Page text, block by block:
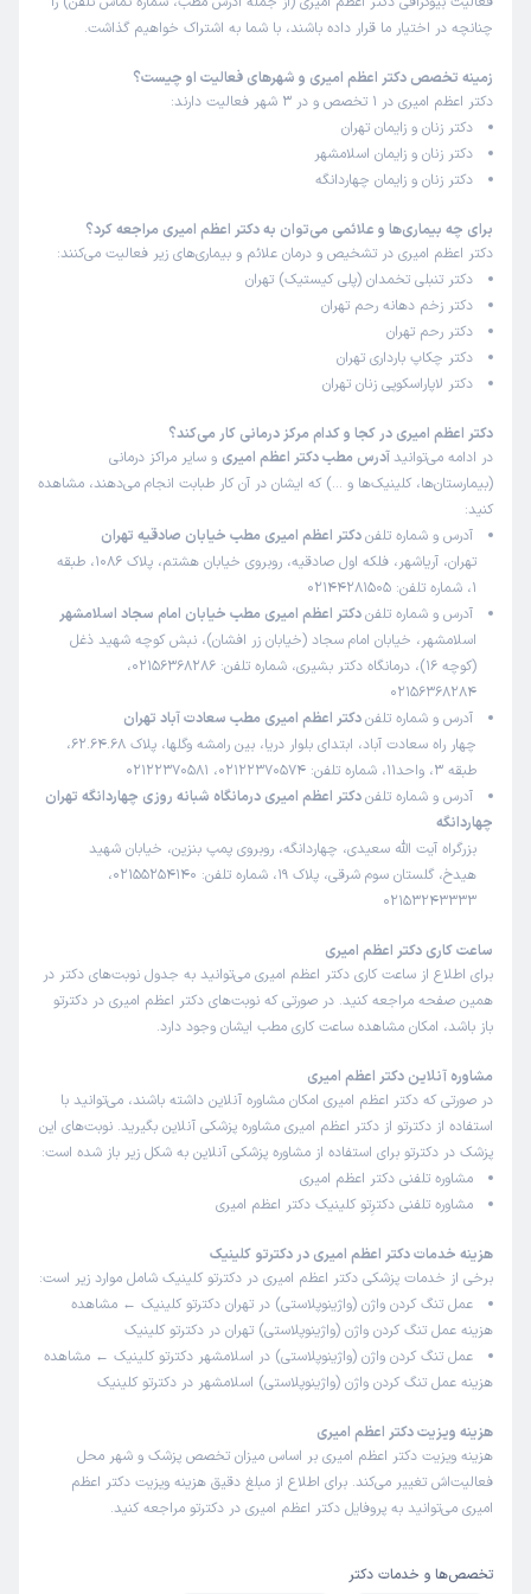
این پزشک را پیشنهاد میکنم
زمان انتظار:0-15 دقیقه
همه چیز عالی
صنم
این پزشک را پیشنهاد نمیکنم
زمان انتظار:0-15 دقیقه
اصلا از وقت گرفتن من اطلاع نداشتن وقت گرفتن از این سایت
پیشنهاد نمیکنم
کاربر دکترتو
این پزشک را پیشنهاد میکنم
دکتر خوب بودن اتاقشون خیلی مندرس بود
ارزیابی و درمان ناهنجاری‌های رحمی و تخمدانی
کاربر دکترتو
این پزشک را پیشنهاد میکنم
زمان انتظار:0-15 دقیقه
یک کلام عالی بود
علت مراجعه: درمان اندومتریوز و کیست‌های تخمدان
این پزشک را پیشنهاد میکنم
زمان انتظار:15-45 دقیقه
من چندبار توسط خانم دکتر ویزیت آنلاین شدم و تجویزشون
رو انجام دادم .خیلی راضی ام.
علت مراجعه: مدیریت دوران یائسگی و مشکلات هورمونی
شروین
این پزشک را پیشنهاد میکنم
زمان انتظار: 0-15 دقیقه
خوب بود
سودابه
(
1404/10/09
این پزشک را پیشنهاد میکنم
عالی بود و منشی خوبی داشت محیط هم خوب بود ولی ای
چنانچه در اختیار ما قرار داده باشند، با شما به اشتراک خواهیم گذاشت.
زمینه تخصص دکتر اعظم امیری و شهرهای فعالیت او چیست؟
دکتر اعظم امیری در 1 تخصص و در 3 شهر فعالیت دارند:
دکتر زنان و زایمان تهران
دکتر زنان و زایمان اسلامشهر
دکتر زنان و زایمان چهاردانگه
برای چه بیماری‌ها و علائمی می‌توان به دکتر اعظم امیری مراجعه کرد؟
دکتر اعظم امیری در تشخیص و درمان علائم و بیماری‌های زیر فعالیت می‌کنند:
دکتر تنبلی تخمدان (پلی کیستیک) تهران
دکتر زخم دهانه رحم تهران
دکتر رحم تهران
دکتر چکاپ بارداری تهران
دکتر لاپاراسکوپی زنان تهران
دکتر اعظم امیری در کجا و کدام مرکز درمانی کار می‌کند؟
در ادامه می‌توانید آدرس مطب دکتر اعظم امیری و سایر مراکز درمانی
(بیمارستان‌ها، کلینیک‌ها و …) که ایشان در آن کار طبابت انجام می‌دهند، مشاهده
کنید:
آدرس و شماره تلفندکتر اعظم امیری مطب خیابان صادقیه تهران
تهران، آریاشهر، فلکه اول صادقیه، روبروی خیابان هشتم، پلاک 1086، طبقه
1، شماره تلفن: 02144281505
آدرس و شماره تلفندکتر اعظم امیری مطب خیابان امام سجاد اسلامشهر
اسلامشهر، خیابان امام سجاد (خیابان زر افشان)، نبش کوچه شهید ذغل
(کوچه 16)، درمانگاه دکتر بشیری، شماره تلفن: 02156368286،
02156368284
آدرس و شماره تلفندکتر اعظم امیری مطب سعادت آباد تهران
چهار راه سعادت آباد، ابتدای بلوار دریا، بین رامشه وگلها، پلاک 62.64.68،
طبقه 3، واحد11، شماره تلفن: 02122370574، 02122370581
آدرس و شماره تلفندکتر اعظم امیری درمانگاه شبانه روزی چهاردانگه تهران
چهاردانگه
بزرگراه آیت الله سعیدی، چهاردانگه، روبروی پمپ بنزین، خیابان شهید
هیدخ، گلستان سوم شرقی، پلاک 19، شماره تلفن: 02155254140،
02153243333
ساعت کاری دکتر اعظم امیری
برای اطلاع از ساعت کاری دکتر اعظم امیری می‌توانید به جدول نوبت‌های دکتر در
همین صفحه مراجعه کنید. در صورتی که نوبت‌های دکتر اعظم امیری در دکترتو
باز باشد، امکان مشاهده ساعت کاری مطب ایشان وجود دارد.
مشاوره آنلاین دکتر اعظم امیری
در صورتی که دکتر اعظم امیری امکان مشاوره آنلاین داشته باشند، می‌توانید با
استفاده از دکترتو از دکتر اعظم امیری مشاوره پزشکی آنلاین بگیرید. نوبت‌های این
پزشک در دکترتو برای استفاده از مشاوره پزشکی آنلاین به شکل زیر باز شده است:
مشاوره تلفنی دکتر اعظم امیری
مشاوره تلفنی دکترِتو کلینیک دکتر اعظم امیری
هزینه خدمات دکتر اعظم امیری در دکترتو کلینیک
برخی از خدمات پزشکی دکتر اعظم امیری در دکترتو کلینیک شامل موارد زیر است:
عمل تنگ کردن واژن (واژینوپلاستی) در تهران دکترتو کلینیک ← مشاهده
هزینه عمل تنگ کردن واژن (واژینوپلاستی) تهران در دکترتو کلینیک
عمل تنگ کردن واژن (واژینوپلاستی) در اسلامشهر دکترتو کلینیک ← مشاهده
هزینه عمل تنگ کردن واژن (واژینوپلاستی) اسلامشهر در دکترتو کلینیک
هزینه ویزیت دکتر اعظم امیری
هزینه ویزیت دکتر اعظم امیری بر اساس میزان تخصص پزشک و شهر محل
فعالیت‌اش تغییر می‌کند. برای اطلاع از مبلغ دقیق هزینه ویزیت دکتر اعظم
امیری می‌توانید به پروفایل دکتر اعظم امیری در دکترتو مراجعه کنید.
تخصص‌ها و خدمات دکتر